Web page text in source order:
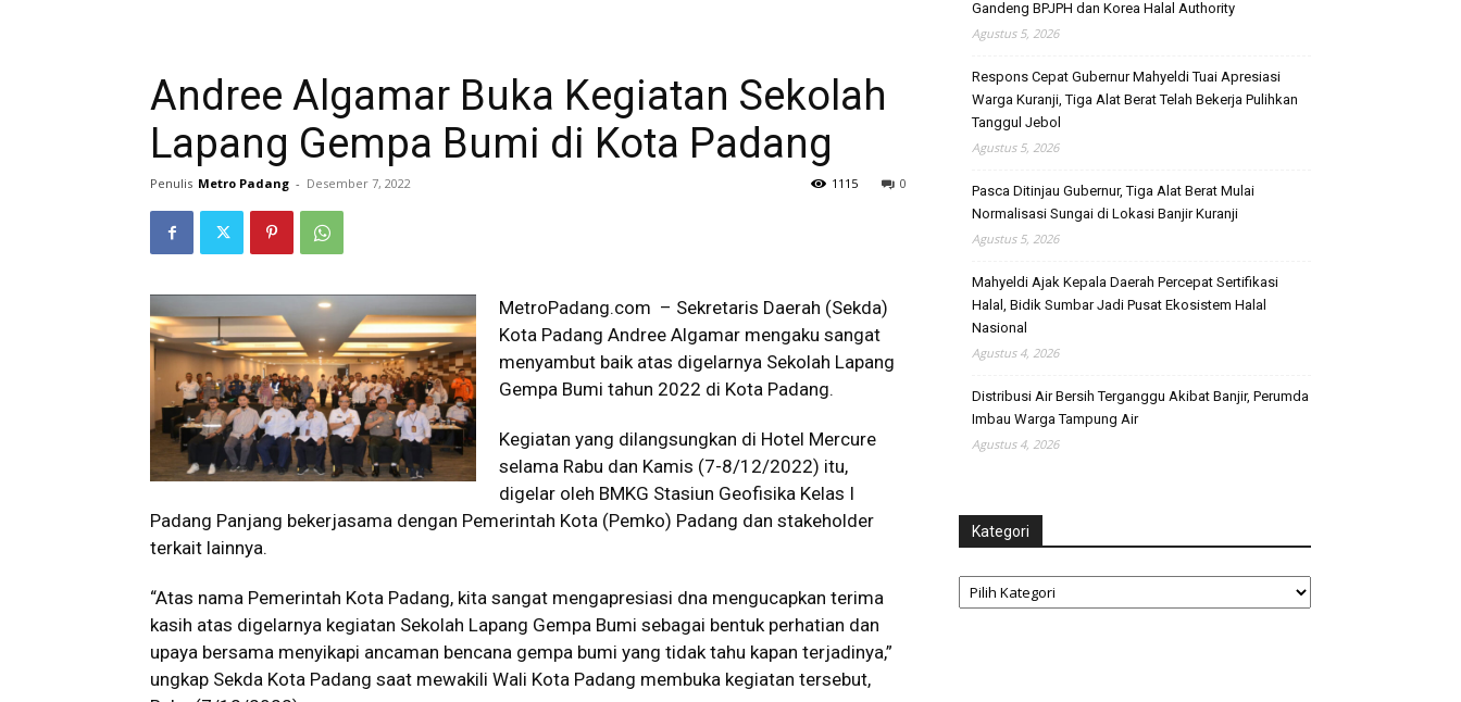
Andree Algamar Buka Kegiatan Sekolah
Lapang Gempa Bumi di Kota Padang
Penulis Metro Padang - Desember 7, 2022 0
1115
MetroPadang.com – Sekretaris Daerah (Sekda)
Kota Padang Andree Algamar mengaku sangat
menyambut baik atas digelarnya Sekolah Lapang
Gempa Bumi tahun 2022 di Kota Padang.
Kegiatan yang dilangsungkan di Hotel Mercure
selama Rabu dan Kamis (7-8/12/2022) itu,
digelar oleh BMKG Stasiun Geofisika Kelas I
Padang Panjang bekerjasama dengan Pemerintah Kota (Pemko) Padang dan stakeholder
terkait lainnya.
“Atas nama Pemerintah Kota Padang, kita sangat mengapresiasi dna mengucapkan terima
kasih atas digelarnya kegiatan Sekolah Lapang Gempa Bumi sebagai bentuk perhatian dan
upaya bersama menyikapi ancaman bencana gempa bumi yang tidak tahu kapan terjadinya,”
ungkap Sekda Kota Padang saat mewakili Wali Kota Padang membuka kegiatan tersebut,
Gandeng BPJPH dan Korea Halal Authority
Agustus 5, 2026
Respons Cepat Gubernur Mahyeldi Tuai Apresiasi
Warga Kuranji, Tiga Alat Berat Telah Bekerja Pulihkan
Tanggul Jebol
Agustus 5, 2026
Pasca Ditinjau Gubernur, Tiga Alat Berat Mulai
Normalisasi Sungai di Lokasi Banjir Kuranji
Agustus 5, 2026
Mahyeldi Ajak Kepala Daerah Percepat Sertifikasi
Halal, Bidik Sumbar Jadi Pusat Ekosistem Halal
Nasional
Agustus 4, 2026
Distribusi Air Bersih Terganggu Akibat Banjir, Perumda
Imbau Warga Tampung Air
Agustus 4, 2026
Kategori
Kategori